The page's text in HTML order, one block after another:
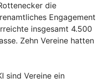
die
Engagement
insgesamt 4.500
Zehn Vereine hatten
sind Vereine ein